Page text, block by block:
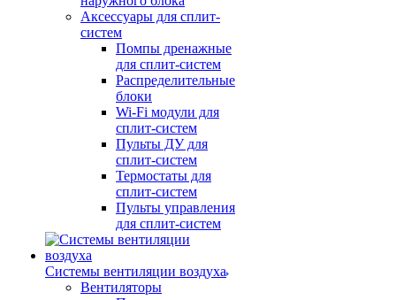
Аксессуары для сплит-
систем
Помпы дренажные
для сплит-систем
Распределительные
блоки
Wi-Fi модули для
сплит-систем
Пульты ДУ для
сплит-систем
Термостаты для
сплит-систем
Пульты управления
для сплит-систем
Системы вентиляции воздуха
Вентиляторы